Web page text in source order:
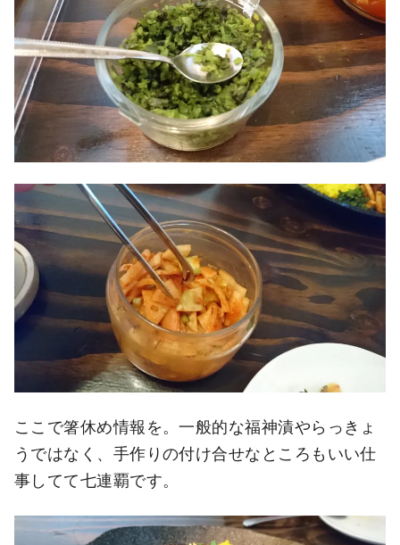
ここで箸休め情報を。一般的な福神漬やらっきょ
うではなく、手作りの付け合せなところもいい仕
事してて七連覇です。